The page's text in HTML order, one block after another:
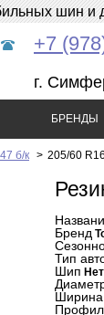
шин и
+7
г.
БРЕНДЫ
б/к > 205/60
Бренд
Тип
Шип Нет
Ширина